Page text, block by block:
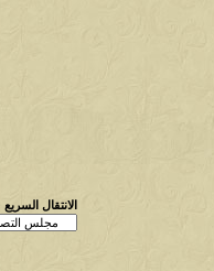
الانتقال السريع